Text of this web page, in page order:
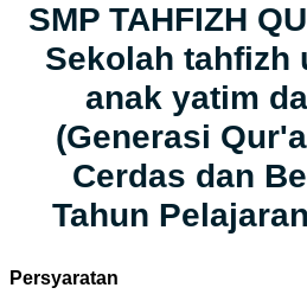
SMP TAHFIZH
Sekolah tahfizh
anak yatim
(Generasi
Cerdas dan
Tahun
Persyaratan